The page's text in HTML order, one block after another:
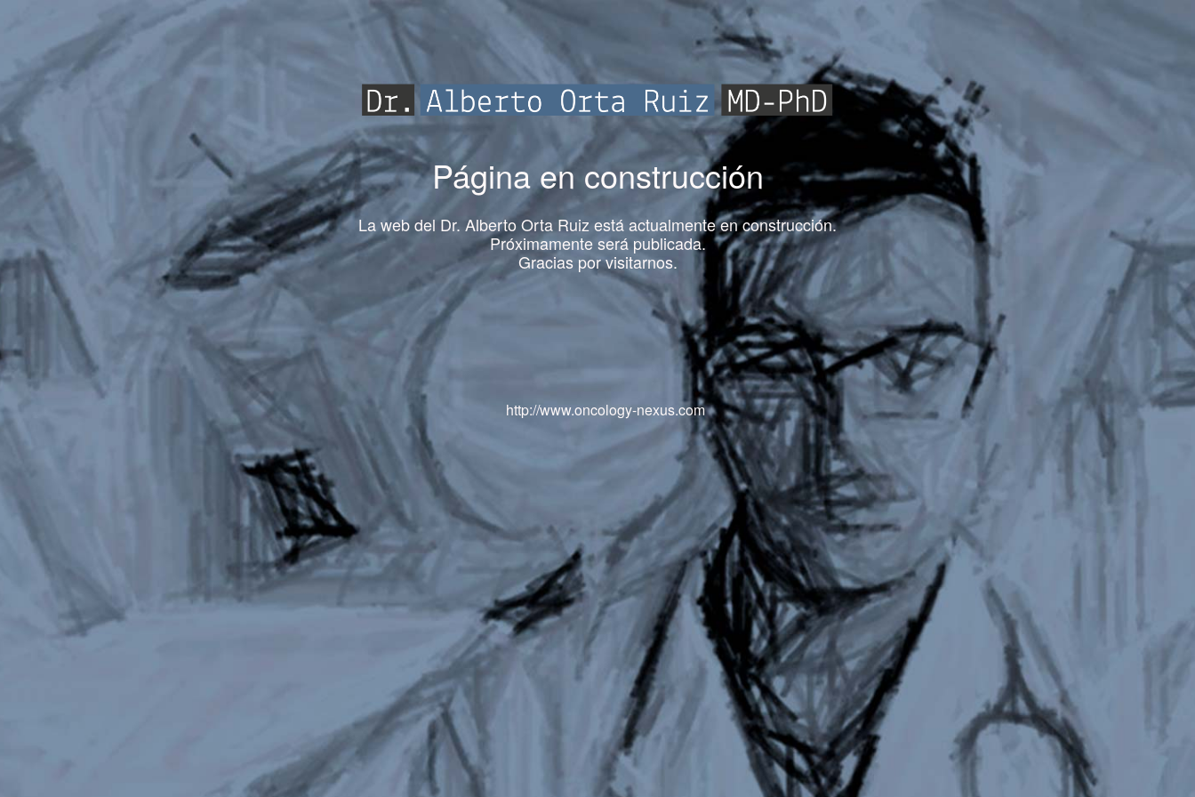
Página en construcción
La web del Dr. Alberto Orta Ruiz está actualmente en construcción.
Próximamente será publicada.
Gracias por visitarnos.
http://www.oncology-nexus.com